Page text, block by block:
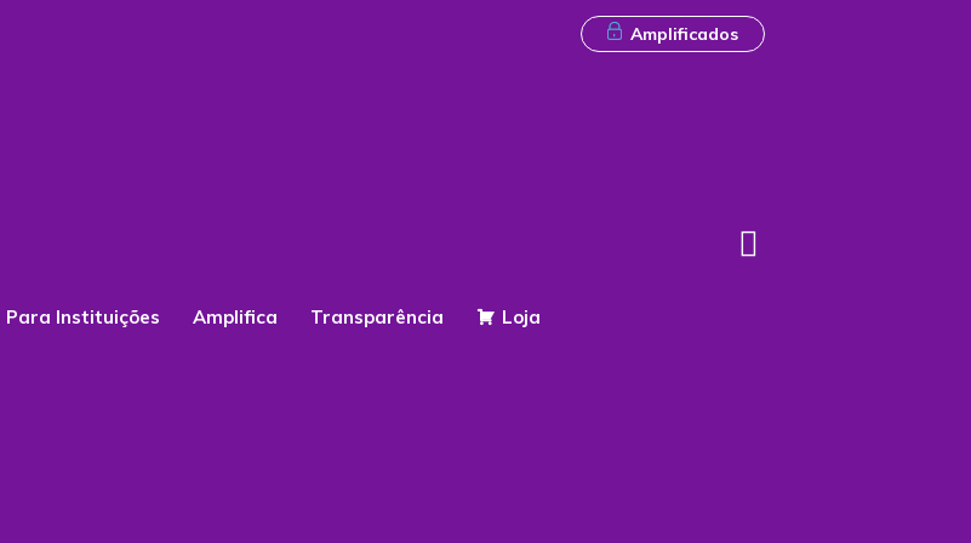
Amplificados
Para Instituições Amplifica Transparência Loja